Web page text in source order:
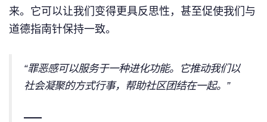
来。它可以让我们变得更具反思性，甚至促使我们与
道德指南针保持一致。
“罪恶感可以服务于一种进化功能。它推动我们以
社会凝聚的方式行事，帮助社区团结在一起。”